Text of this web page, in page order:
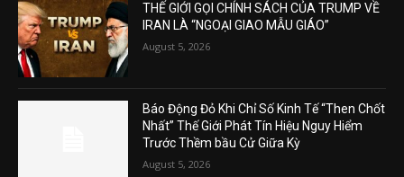
THẾ GIỚI GỌI CHÍNH SÁCH CỦA TRUMP VỀ
IRAN LÀ “NGOẠI GIAO MẪU GIÁO”
August 5, 2026
Báo Động Đỏ Khi Chỉ Số Kinh Tế “Then Chốt
Nhất” Thế Giới Phát Tín Hiệu Nguy Hiểm
Trước Thềm bầu Cử Giữa Kỳ
August 5, 2026